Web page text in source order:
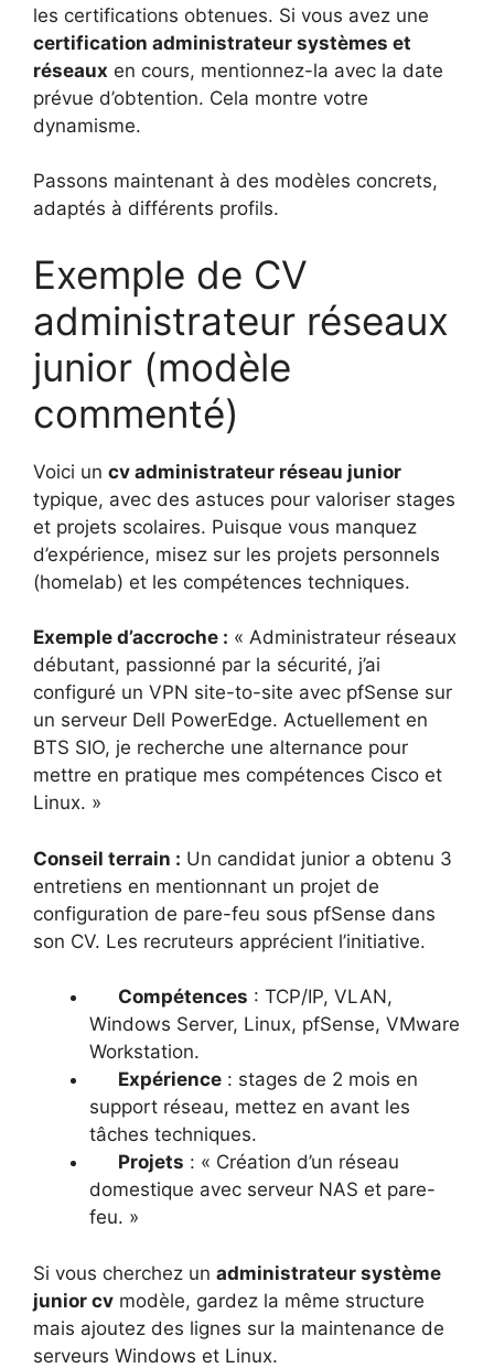
les certifications obtenues. Si vous avez une
certification administrateur systèmes et
réseaux en cours, mentionnez-la avec la date
prévue d’obtention. Cela montre votre
dynamisme.
Passons maintenant à des modèles concrets,
adaptés à différents profils.
Exemple de CV
administrateur réseaux
junior (modèle
commenté)
Voici un cv administrateur réseau junior
typique, avec des astuces pour valoriser stages
et projets scolaires. Puisque vous manquez
d’expérience, misez sur les projets personnels
(homelab) et les compétences techniques.
Exemple d’accroche : « Administrateur réseaux
débutant, passionné par la sécurité, j’ai
configuré un VPN site-to-site avec pfSense sur
un serveur Dell PowerEdge. Actuellement en
BTS SIO, je recherche une alternance pour
mettre en pratique mes compétences Cisco et
Linux. »
Conseil terrain : Un candidat junior a obtenu 3
entretiens en mentionnant un projet de
configuration de pare-feu sous pfSense dans
son CV. Les recruteurs apprécient l’initiative.
Compétences : TCP/IP, VLAN,
Windows Server, Linux, pfSense, VMware
Workstation.
Expérience : stages de 2 mois en
support réseau, mettez en avant les
tâches techniques.
Projets : « Création d’un réseau
domestique avec serveur NAS et pare-
feu. »
Si vous cherchez un administrateur système
junior cv modèle, gardez la même structure
mais ajoutez des lignes sur la maintenance de
serveurs Windows et Linux.